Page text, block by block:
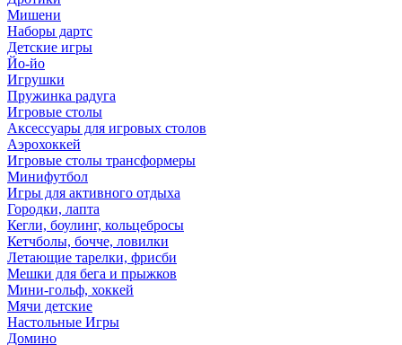
Мишени
Наборы дартс
Детские игры
Йо-йо
Игрушки
Пружинка радуга
Игровые столы
Аксессуары для игровых столов
Аэрохоккей
Игровые столы трансформеры
Минифутбол
Игры для активного отдыха
Городки, лапта
Кегли, боулинг, кольцебросы
Кетчболы, бочче, ловилки
Летающие тарелки, фрисби
Мешки для бега и прыжков
Мини-гольф, хоккей
Мячи детские
Настольные Игры
Домино